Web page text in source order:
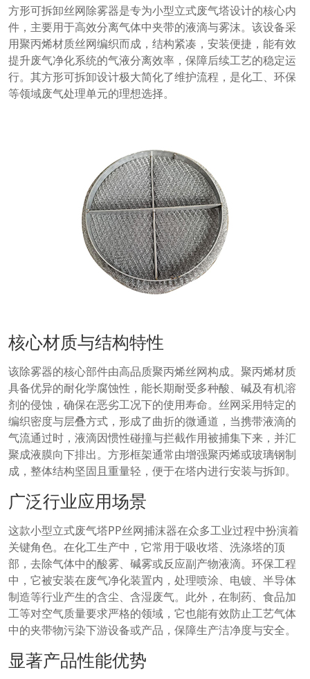
方形可拆卸丝网除雾器是专为小型立式废气塔设计的核心内
件，主要用于高效分离气体中夹带的液滴与雾沫。该设备采
用聚丙烯材质丝网编织而成，结构紧凑，安装便捷，能有效
提升废气净化系统的气液分离效率，保障后续工艺的稳定运
行。其方形可拆卸设计极大简化了维护流程，是化工、环保
等领域废气处理单元的理想选择。
核心材质与结构特性
该除雾器的核心部件由高品质聚丙烯丝网构成。聚丙烯材质
具备优异的耐化学腐蚀性，能长期耐受多种酸、碱及有机溶
剂的侵蚀，确保在恶劣工况下的使用寿命。丝网采用特定的
编织密度与层叠方式，形成了曲折的微通道，当携带液滴的
气流通过时，液滴因惯性碰撞与拦截作用被捕集下来，并汇
聚成液膜向下排出。方形框架通常由增强聚丙烯或玻璃钢制
成，整体结构坚固且重量轻，便于在塔内进行安装与拆卸。
广泛行业应用场景
这款小型立式废气塔PP丝网捕沫器在众多工业过程中扮演着
关键角色。在化工生产中，它常用于吸收塔、洗涤塔的顶
部，去除气体中的酸雾、碱雾或反应副产物液滴。环保工程
中，它被安装在废气净化装置内，处理喷涂、电镀、半导体
制造等行业产生的含尘、含湿废气。此外，在制药、食品加
工等对空气质量要求严格的领域，它也能有效防止工艺气体
中的夹带物污染下游设备或产品，保障生产洁净度与安全。
显著产品性能优势